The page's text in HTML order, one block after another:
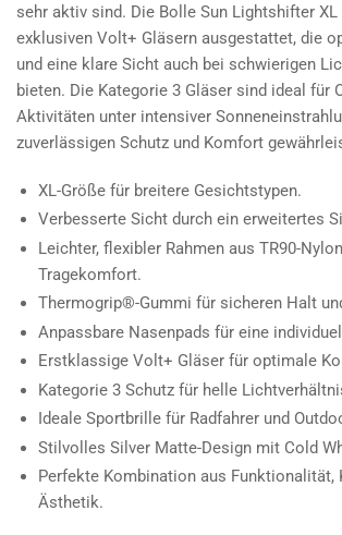
sehr aktiv sind. Die Bolle Sun Lightshifter
exklusiven Volt+ Gläsern ausgestattet, die
und eine klare Sicht auch bei schwierigen
bieten. Die Kategorie 3 Gläser sind ideal für
Aktivitäten unter intensiver
zuverlässigen Schutz und Komfort
XL-Größe für breitere Gesichtstypen.
Verbesserte Sicht durch ein erweitertes
Leichter, flexibler Rahmen aus TR90-
Tragekomfort.
Thermogrip®-Gummi für sicheren Halt
Anpassbare Nasenpads für eine
Erstklassige Volt+ Gläser für optimale
Kategorie 3 Schutz für helle
Ideale Sportbrille für Radfahrer und
Stilvolles Silver Matte-Design mit Cold
Perfekte Kombination aus Funktionalität,
Ästhetik.